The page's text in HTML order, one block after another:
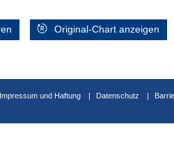
Original-Chart anzeigen
Impressum und Haftung Datenschutz